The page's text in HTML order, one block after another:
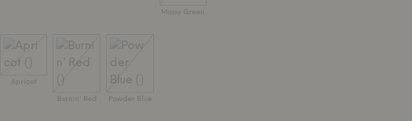
Mossy Green
Apricot
Burnin' Red Powder Blue